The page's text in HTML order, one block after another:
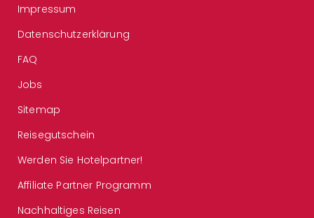
Impressum
Datenschutzerklärung
FAQ
Jobs
Sitemap
Reisegutschein
Werden Sie Hotelpartner!
Affiliate Partner Programm
Nachhaltiges Reisen